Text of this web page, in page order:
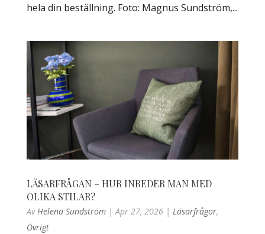
hela din beställning. Foto: Magnus Sundström,...
LÄSARFRÅGAN – HUR INREDER MAN MED
OLIKA STILAR?
AvHelena Sundström|Apr 27, 2026| Läsarfrågor,
Övrigt